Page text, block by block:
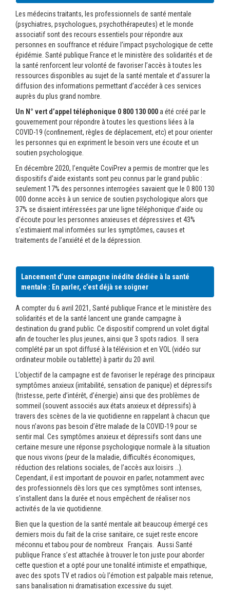
Les médecins traitants, les professionnels de santé mentale
(psychiatres, psychologues, psychothérapeutes) et le monde
associatif sont des recours essentiels pour répondre aux
personnes en souffrance et réduire l’impact psychologique de cette
épidémie. Santé publique France et le ministère des solidarités et de
la santé renforcent leur volonté de favoriser l’accès à toutes les
ressources disponibles au sujet de la santé mentale et d’assurer la
diffusion des informations permettant d’accéder à ces services
auprès du plus grand nombre.
Un N° vert d’appel téléphonique 0 800 130 000a été créé par le
gouvernement pour répondre à toutes les questions liées à la
COVID-19 (confinement, règles de déplacement, etc) et pour orienter
les personnes qui en expriment le besoin vers une écoute et un
soutien psychologique.
En décembre 2020, l’enquête CoviPrev a permis de montrer que les
dispositifs d’aide existants sont peu connus par le grand public :
seulement 17% des personnes interrogées savaient que le 0 800 130
000 donne accès à un service de soutien psychologique alors que
37% se disaient intéressées par une ligne téléphonique d’aide ou
d’écoute pour les personnes anxieuses et dépressives et 43%
s’estimaient mal informées sur les symptômes, causes et
traitements de l’anxiété et de la dépression.
Lancement d’une campagne inédite dédiée à la santé
mentale : En parler, c’est déjà se soigner
A compter du 6 avril 2021, Santé publique France et le ministère des
solidarités et de la santé lancent une grande campagne à
destination du grand public. Ce dispositif comprend un volet digital
afin de toucher les plus jeunes, ainsi que 3 spots radios. Il sera
complété par un spot diffusé à la télévision et en VOL (vidéo sur
ordinateur mobile ou tablette) à partir du 20 avril.
L’objectif de la campagne est de favoriser le repérage des principaux
symptômes anxieux (irritabilité, sensation de panique) et dépressifs
(tristesse, perte d’intérêt, d’énergie) ainsi que des problèmes de
sommeil (souvent associés aux états anxieux et dépressifs) à
travers des scènes de la vie quotidienne en rappelant à chacun que
nous n’avons pas besoin d’être malade de la COVID-19 pour se
sentir mal. Ces symptômes anxieux et dépressifs sont dans une
certaine mesure une réponse psychologique normale à la situation
que nous vivons (peur de la maladie, difficultés économiques,
réduction des relations sociales, de l’accès aux loisirs …).
Cependant, il est important de pouvoir en parler, notamment avec
des professionnels dès lors que ces symptômes sont intenses,
s’installent dans la durée et nous empêchent de réaliser nos
activités de la vie quotidienne.
Bien que la question de la santé mentale ait beaucoup émergé ces
derniers mois du fait de la crise sanitaire, ce sujet reste encore
méconnu et tabou pour de nombreux Français. Aussi Santé
publique France s’est attachée à trouver le ton juste pour aborder
cette question et a opté pour une tonalité intimiste et empathique,
avec des spots TV et radios où l’émotion est palpable mais retenue,
sans banalisation ni dramatisation excessive du sujet.